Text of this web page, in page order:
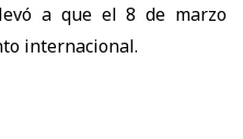
a que el 8 de marzo
internacional.